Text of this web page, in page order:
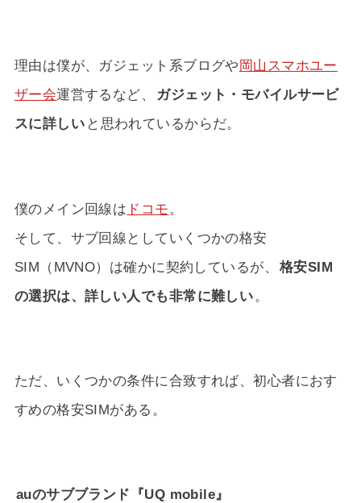
理由は僕が、ガジェット系ブログや 岡山スマホユー
ザー会運営するなど、
ガジェット・モバイルサービ
スに詳しい と思われているからだ。
僕のメイン回線は ドコモ 。
そして、サブ回線としていくつかの格安
SIM（MVNO）は確かに契約しているが、
格安SIM
の選択は、詳しい人でも非常に難しい 。
ただ、いくつかの条件に合致すれば、初心者におす
すめの格安SIMがある。
auのサブブランド『UQ mobile』